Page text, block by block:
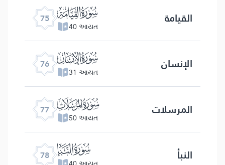
75 ﯸ
40 આયત القیامة
76 ﯹ
31 આયત الإنسان
77 ﯺ
50 આયત المرسلات
78 ﯻ النبأ